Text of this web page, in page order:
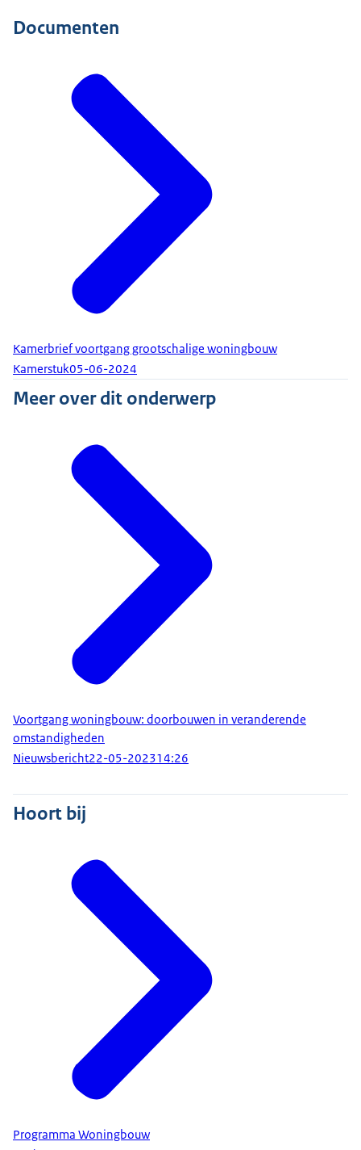
Documenten
Kamerbrief voortgang grootschalige woningbouw
Kamerstuk05-06-2024
Meer over dit onderwerp
Voortgang woningbouw: doorbouwen in veranderende
omstandigheden
Nieuwsbericht22-05-202314:26
Hoort bij
Programma Woningbouw